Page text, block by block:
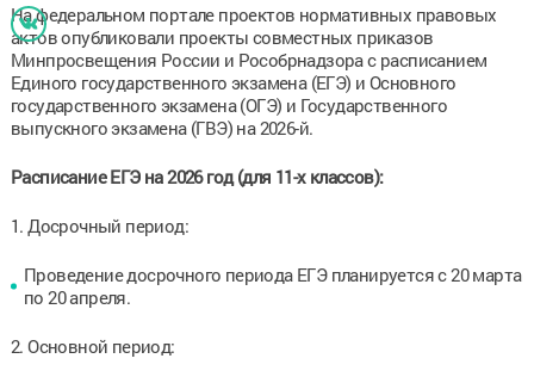
На федеральном портале проектов нормативных правовых
актов опубликовали проекты совместных приказов
Минпросвещения России и Рособрнадзора с расписанием
Единого государственного экзамена (ЕГЭ) и Основного
государственного экзамена (ОГЭ) и Государственного
выпускного экзамена (ГВЭ) на 2026-й.
Расписание ЕГЭ на 2026 год (для 11-х классов):
1. Досрочный период:
Проведение досрочного периода ЕГЭ планируется с 20 марта
по 20 апреля.
2. Основной период: